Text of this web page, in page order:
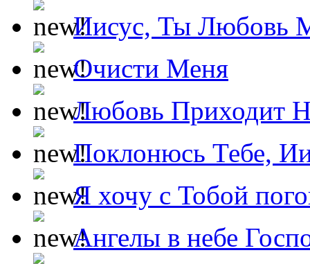
Иисус, Ты Любовь
Очисти Меня
Любовь Приходит
Поклонюсь Тебе,
Я хочу с Тобой
Ангелы в небе